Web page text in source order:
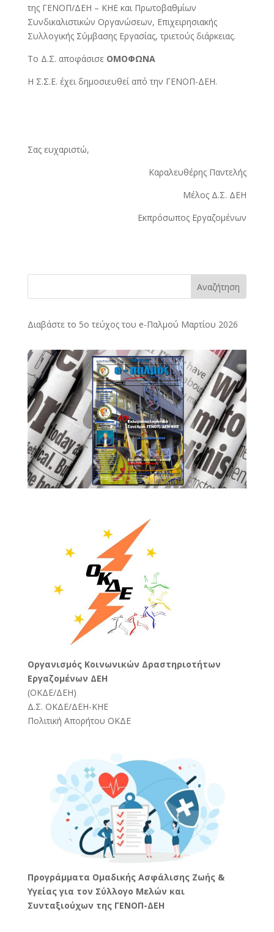
της ΓΕΝΟΠ/ΔΕΗ – ΚΗΕ και Πρωτοβαθμίων
Συνδικαλιστικών Οργανώσεων, Επιχειρησιακής
Συλλογικής Σύμβασης Εργασίας, τριετούς διάρκειας.
Το Δ.Σ. αποφάσισε ΟΜΟΦΩΝΑ
Η Σ.Σ.Ε. έχει δημοσιευθεί από την ΓΕΝΟΠ-ΔΕΗ.
Σας ευχαριστώ,
Καραλευθέρης Παντελής
Μέλος Δ.Σ. ΔΕΗ
Εκπρόσωπος Εργαζομένων
Αναζήτηση
Διαβάστε το 5ο τεύχος του e-Παλμού Μαρτίου 2026
Oργανισμός Κοινωνικών Δραστηριοτήτων
Εργαζομένων ΔΕΗ
(ΟΚΔΕ/ΔΕΗ)
Δ.Σ. ΟΚΔΕ/ΔΕΗ-ΚΗΕ
Πολιτική Απορήτου ΟΚΔΕ
Προγράμματα Ομαδικής Ασφάλισης Ζωής &
Υγείας για τον Σύλλογο Μελών και
Συνταξιούχων της ΓΕΝΟΠ-ΔΕΗ